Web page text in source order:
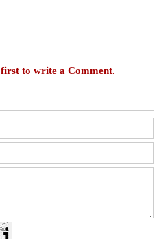
to write a Comment.